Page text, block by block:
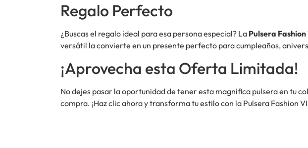
Regalo Perfecto
¿Buscas el regalo ideal para esa persona especial? La Pulsera Fashion
versátil la convierte en un presente perfecto para cumpleaños,
¡Aprovecha esta Oferta Limitada!
No dejes pasar la oportunidad de tener esta magnífica pulsera en tu
compra. ¡Haz clic ahora y transforma tu estilo con la Pulsera Fashion